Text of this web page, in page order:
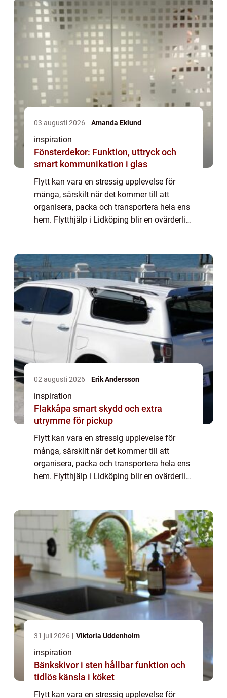
03 augusti 2026 Amanda Eklund
inspiration
Fönsterdekor: Funktion, uttryck och
smart kommunikation i glas
Flytt kan vara en stressig upplevelse för
många, särskilt när det kommer till att
organisera, packa och transportera hela ens
hem. Flytthjälp i Lidköping blir en ovärderlig
02 augusti 2026 Erik Andersson
inspiration
Flakkåpa smart skydd och extra
utrymme för pickup
Flytt kan vara en stressig upplevelse för
många, särskilt när det kommer till att
organisera, packa och transportera hela ens
hem. Flytthjälp i Lidköping blir en ovärderlig
31 juli 2026 Viktoria Uddenholm
inspiration
Bänkskivor i sten hållbar funktion och
tidlös känsla i köket
Flytt kan vara en stressig upplevelse för